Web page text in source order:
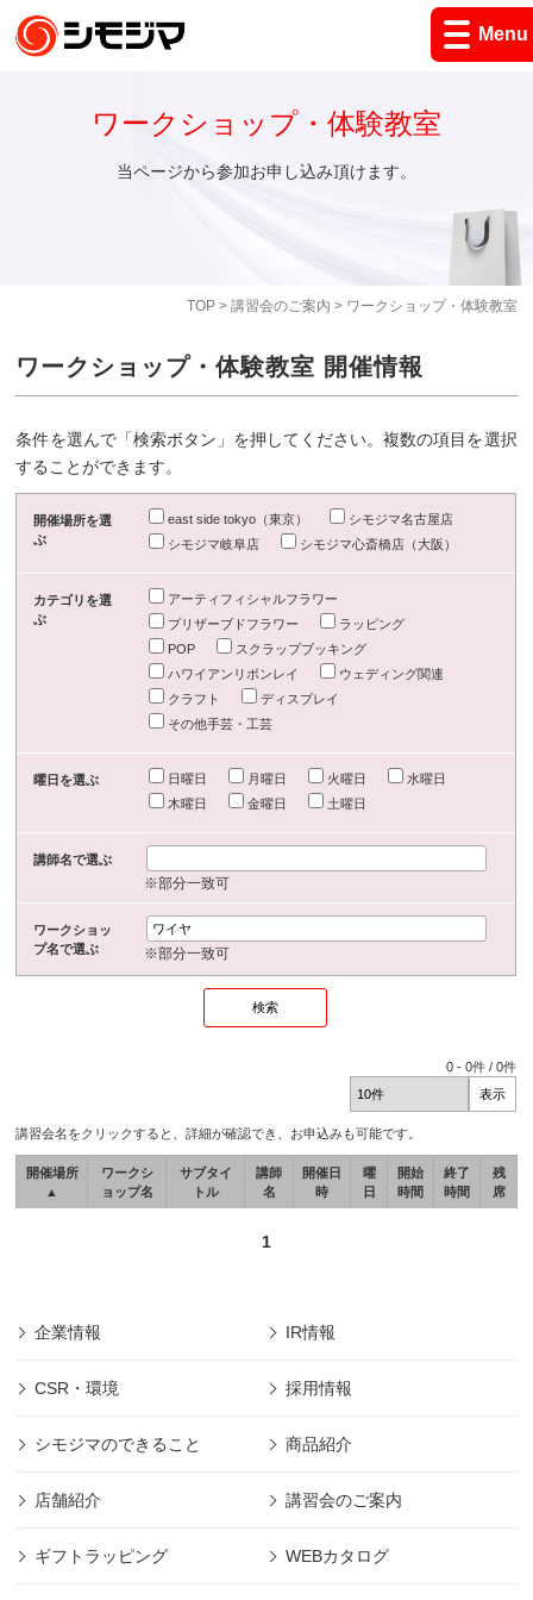
Menu
TOP> 講習会のご案内 > ワークショップ・体験教室
ワークショップ・体験教室
当ページから参加お申し込み頂けます。
ワークショップ・体験教室 開催情報
条件を選んで「検索ボタン」を押してください。複数の項目を選択
することができます。
開催場所を選
ぶ
east side tokyo（東京）
シモジマ名古屋店
シモジマ岐阜店
シモジマ心斎橋店（大阪）
カテゴリを選
ぶ
アーティフィシャルフラワー
プリザーブドフラワー
ラッピング
POP
スクラップブッキング
ハワイアンリボンレイ
ウェディング関連
クラフト
ディスプレイ
その他手芸・工芸
曜日を選ぶ 日曜日 月曜日 火曜日
水曜日
木曜日
金曜日 土曜日
講師名で選ぶ
※部分一致可
ワークショッ
プ名で選ぶ
※部分一致可
0 -0件 /0件
講習会名をクリックすると、詳細が確認でき、お申込みも可能です。
開催場所
▲
ワークシ
ョップ名
サブタイ
トル
講師
名
開催日
時
曜
日
開始
時間
終了
時間
残
席
1
企業情報 IR情報
CSR・環境 採用情報
シモジマのできること 商品紹介
店舗紹介 講習会のご案内
ギフトラッピング WEBカタログ